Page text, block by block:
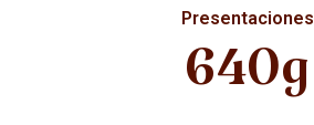
Presentaciones
640g